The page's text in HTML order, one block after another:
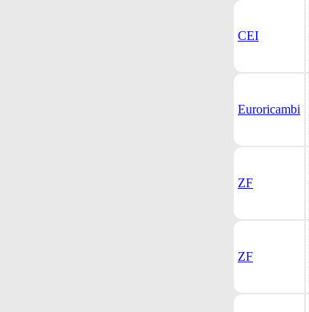
CEI
Euroricambi
ZF
ZF